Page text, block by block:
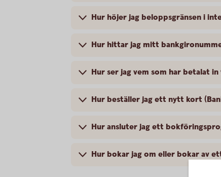
Hur höjer jag beloppsgränsen i
Hur hittar jag mitt
Hur ser jag vem som har betalat
Hur beställer jag ett nytt kort
Hur ansluter jag ett
Hur bokar jag om eller bokar av